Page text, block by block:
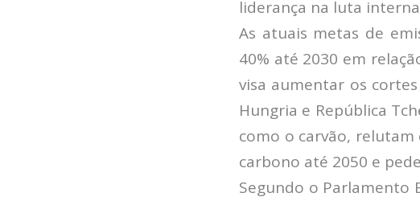
liderança na luta
As atuais metas de
40% até 2030 em
visa aumentar os
Hungria e República
como o carvão,
carbono até 2050 e
Segundo o Parlamento